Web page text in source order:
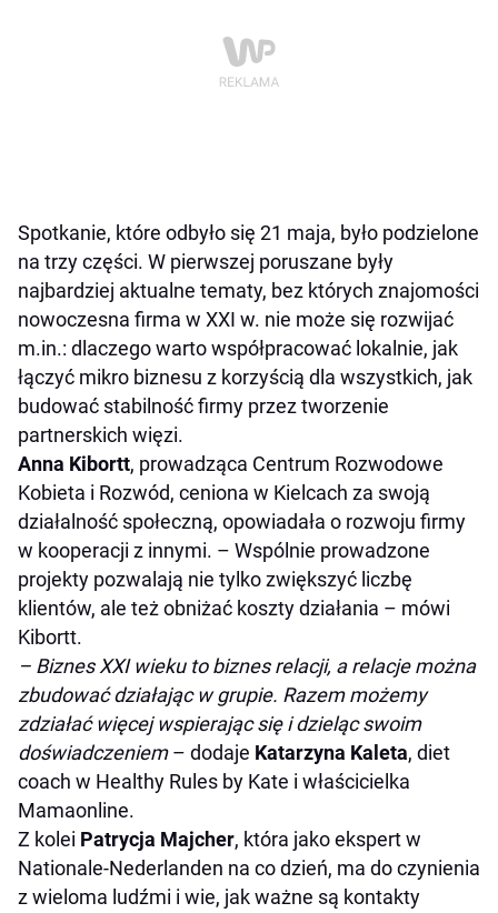
Spotkanie, które odbyło się 21 maja, było podzielone
na trzy części. W pierwszej poruszane były
najbardziej aktualne tematy, bez których znajomości
nowoczesna firma w XXI w. nie może się rozwijać
m.in.: dlaczego warto współpracować lokalnie, jak
łączyć mikro biznesu z korzyścią dla wszystkich, jak
budować stabilność firmy przez tworzenie
partnerskich więzi.
Anna Kibortt, prowadząca Centrum Rozwodowe
Kobieta i Rozwód, ceniona w Kielcach za swoją
działalność społeczną, opowiadała o rozwoju firmy
w kooperacji z innymi. – Wspólnie prowadzone
projekty pozwalają nie tylko zwiększyć liczbę
klientów, ale też obniżać koszty działania – mówi
Kibortt.
– Biznes XXI wieku to biznes relacji, a relacje można
zbudować działając w grupie. Razem możemy
zdziałać więcej wspierając się i dzieląc swoim
doświadczeniem– dodaje Katarzyna Kaleta, diet
coach w Healthy Rules by Kate i właścicielka
Mamaonline.
Z kolei Patrycja Majcher, która jako ekspert w
Nationale-Nederlanden na co dzień, ma do czynienia
z wieloma ludźmi i wie, jak ważne są kontakty